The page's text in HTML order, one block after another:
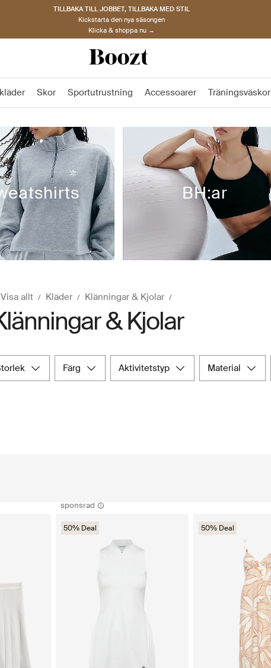
TILLBAKA TILL JOBBET, TILLBAKA MED STIL
Kickstarta den nya säsongen
Klicka & shoppa nu →
Skor Sportutrustning Accessoarer Träningsväskor
BH:ar
Visa allt Kläder Klänningar & Kjolar
& Kjolar
storlek färg aktivitetstyp material
sponsrad
50% Deal 50% Deal